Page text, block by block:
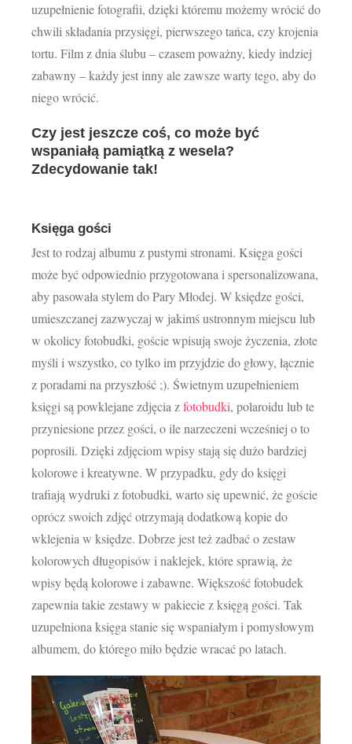
uzupełnienie fotografii, dzięki któremu możemy wrócić do
chwili składania przysięgi, pierwszego tańca, czy krojenia
tortu. Film z dnia ślubu – czasem poważny, kiedy indziej
zabawny – każdy jest inny ale zawsze warty tego, aby do
niego wrócić.
Czy jest jeszcze coś, co może być
wspaniałą pamiątką z wesela?
Zdecydowanie tak!
Księga gości
Jest to rodzaj albumu z pustymi stronami. Księga gości
może być odpowiednio przygotowana i spersonalizowana,
aby pasowała stylem do Pary Młodej. W księdze gości,
umieszczanej zazwyczaj w jakimś ustronnym miejscu lub
w okolicy fotobudki, goście wpisują swoje życzenia, złote
myśli i wszystko, co tylko im przyjdzie do głowy, łącznie
z poradami na przyszłość ;). Świetnym uzupełnieniem
księgi są powklejane zdjęcia zfotobudki, polaroidu lub te
przyniesione przez gości, o ile narzeczeni wcześniej o to
poprosili. Dzięki zdjęciom wpisy stają się dużo bardziej
kolorowe i kreatywne. W przypadku, gdy do księgi
trafiają wydruki z fotobudki, warto się upewnić, że goście
oprócz swoich zdjęć otrzymają dodatkową kopie do
wklejenia w księdze. Dobrze jest też zadbać o zestaw
kolorowych długopisów i naklejek, które sprawią, że
wpisy będą kolorowe i zabawne. Większość fotobudek
zapewnia takie zestawy w pakiecie z księgą gości. Tak
uzupełniona księga stanie się wspaniałym i pomysłowym
albumem, do którego miło będzie wracać po latach.
Kontakt